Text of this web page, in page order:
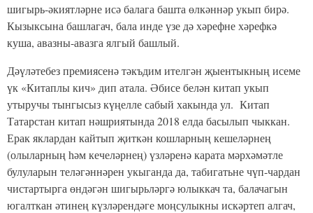
шигырь-әкиятләрне исә балага башта өлкәннәр укып бирә.
Кызыксына башлагач, бала инде үзе дә хәрефне хәрефкә
куша, авазны-авазга ялгый башлый.
Дәүләтебез премиясенә тәкъдим ителгән җыентыкның исеме
үк «Китаплы кич» дип атала. Әбисе белән китап укып
утыручы тынгысыз күңелле сабый хакында ул. Китап
Татарстан китап нәшриятында 2018 елда басылып чыккан.
Ерак яклардан кайтып җиткән кошларның кешеләрнең
(олыларның һәм кечеләрнең) үзләренә карата мәрхәмәтле
булуларын теләгәннәрен укыганда да, табигатьне чүп-чардан
чистартырга өндәгән шигырьләргә юлыккач та, балачагын
югалткан әтинең күзләрендәге моңсулыкны искәртеп алгач,